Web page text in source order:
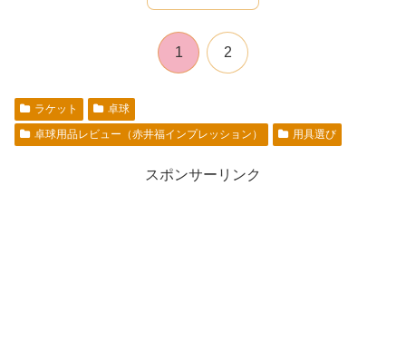
1 2
ラケット
卓球
卓球用品レビュー（赤井福インプレッション）
用具選び
スポンサーリンク